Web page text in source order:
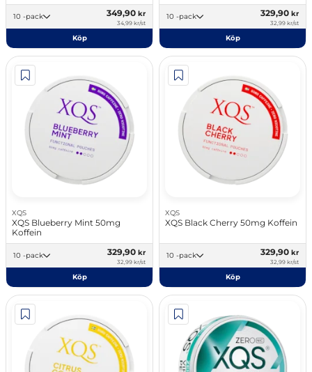
10 -pack 349,90 kr
34,99 kr/st
Köp
10 -pack 329,90 kr
32,99 kr/st
Köp
XQS
XQS Blueberry Mint 50mg
Koffein
10 -pack 329,90 kr
32,99 kr/st
Köp
XQS
XQS Black Cherry 50mg Koffein
10 -pack 329,90 kr
32,99 kr/st
Köp